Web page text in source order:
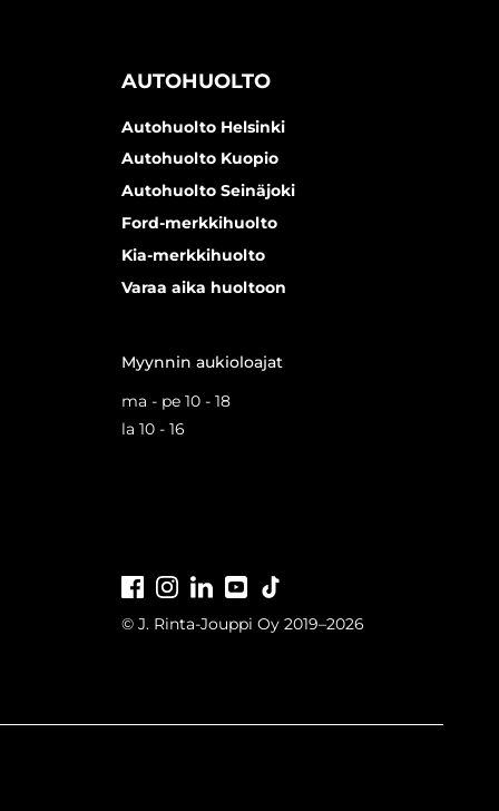
AUTOHUOLTO
Autohuolto Helsinki
Autohuolto Kuopio
Autohuolto Seinäjoki
Ford-merkkihuolto
Kia-merkkihuolto
Varaa aika huoltoon
Myynnin aukioloajat
ma - pe 10 - 18
la 10 - 16
FacebookInstagramLinkedInYoutube
© J. Rinta-Jouppi Oy 2019–2026